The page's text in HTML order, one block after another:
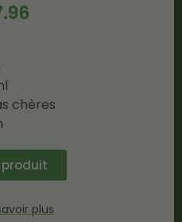
chères
produit
plus